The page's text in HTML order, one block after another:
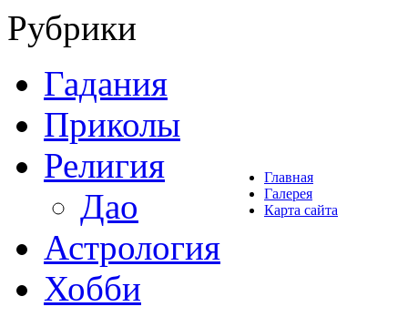
Главная
Галерея
Карта сайта
Рубрики
Гадания
Приколы
Религия
Дао
Астрология
Хобби